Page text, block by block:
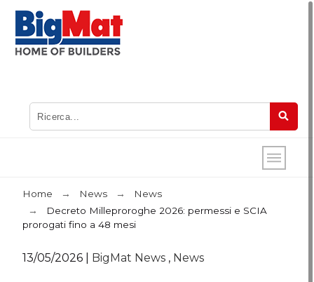
Home News
News
Decreto Milleproroghe 2026: permessi e SCIA
prorogati fino a 48 mesi
13/05/2026 BigMat News , News